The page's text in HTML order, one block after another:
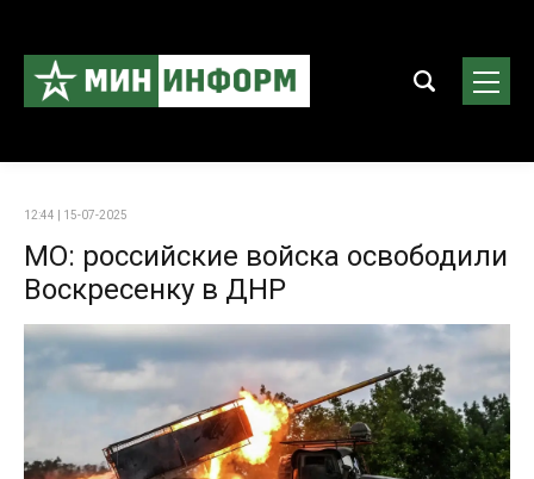
12:44 | 15-07-2025
МО: российские войска освободили
Воскресенку в ДНР